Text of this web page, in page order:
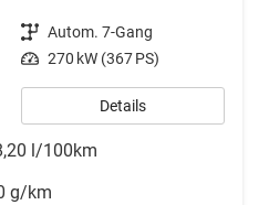
Getriebe Autom. 7-Gang
Leistung 270 kW (367 PS)
Details
l/100km
g/km